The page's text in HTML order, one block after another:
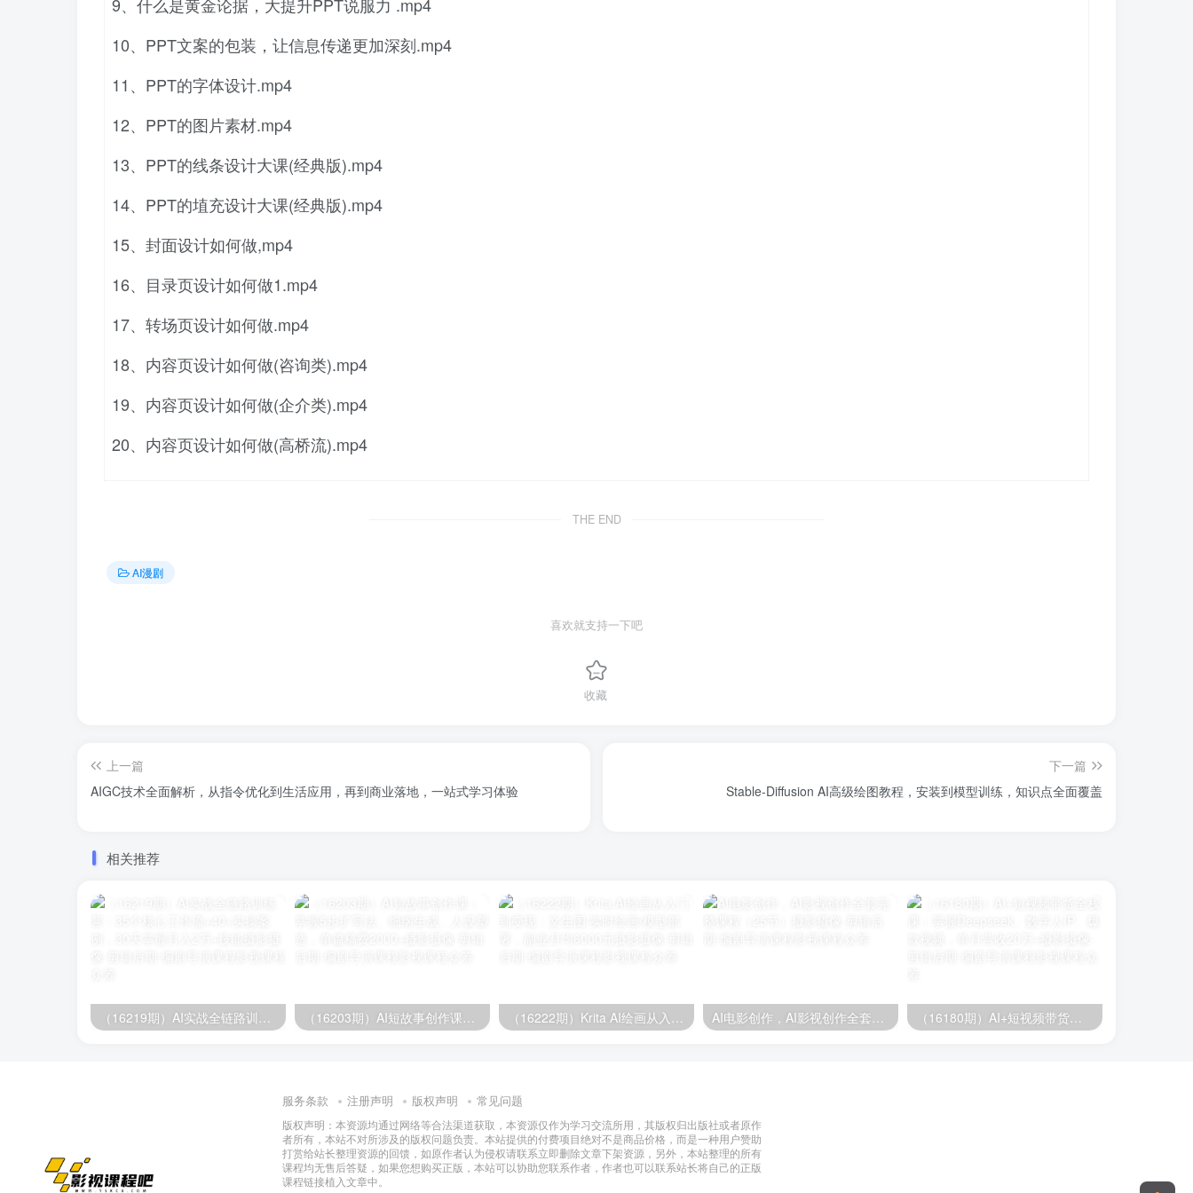
10、PPT文案的包装，让信息传递更加深刻.mp4
11、PPT的字体设计.mp4
12、PPT的图片素材.mp4
13、PPT的线条设计大课(经典版).mp4
14、PPT的埴充设计大课(经典版).mp4
15、封面设计如何做,mp4
16、目录页设计如何做1.mp4
17、转场页设计如何做.mp4
18、内容页设计如何做(咨询类).mp4
19、内容页设计如何做(企介类).mp4
20、内容页设计如何做(高桥流).mp4
THE END
AI漫剧
喜欢就支持一下吧
收藏
上一篇
AIGC技术全面解析，从指令优化到生活应用，再到商业落地，一站式学习体验
下一篇
Stable-Diffusion AI高级绘图教程，安装到模型训练，知识点全面覆盖
相关推荐
（16219期）AI实战全链路训练营：35个核心工作流+40+实操案例，30天掌握月入2万+技能 （16203期）AI短故事创作课：掌握5步扩写法、细纲生成、人设塑造，单篇稿费2000+ （16222期）Krita AI绘画从入门到变现：文生图/实时绘画/模型部署，副业月均6000元 AI电影创作，AI影视创作全套完整课程（25节） （16180期）AI+短视频带货全栈课：掌握Deepseek、数字人IP、爆款视频，单月营收20万+
服务条款 注册声明 版权声明 常见问题
版权声明：本资源均通过网络等合法渠道获取，本资源仅作为学习交流所用，其版权归出版社或者原作
者所有，本站不对所涉及的版权问题负责。本站提供的付费项目绝对不是商品价格，而是一种用户赞助
打赏给站长整理资源的回馈，如原作者认为侵权请联系立即删除文章下架资源，另外，本站整理的所有
课程均无售后答疑，如果您想购买正版，本站可以协助您联系作者，作者也可以联系站长将自己的正版
课程链接植入文章中。